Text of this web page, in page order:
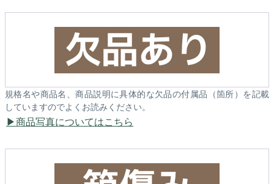
規格名や商品名、商品説明に具体的な欠品の付属品（箇所）を記載
していますのでよくお読みください。
商品写真についてはこちら